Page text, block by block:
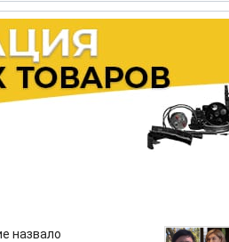
назвало